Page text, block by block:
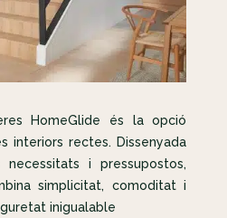
HomeGlide és la opció
interiors rectes. Dissenyada
i pressupostos,
simplicitat, comoditat i
inigualable